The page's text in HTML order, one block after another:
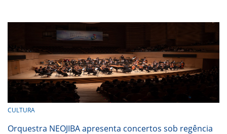
CULTURA
Orquestra NEOJIBA apresenta concertos sob regência